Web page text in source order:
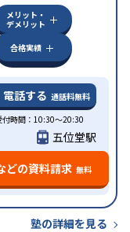
メリット・
デメリット
合格実績
電話する 通話料無料
付時間：10:30～20:30
五位堂駅
どの資料請求 無料
塾の詳細を見る